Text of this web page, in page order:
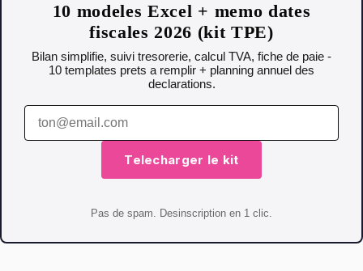
10 modeles Excel + memo dates
fiscales 2026 (kit TPE)
Bilan simplifie, suivi tresorerie, calcul TVA, fiche de paie -
10 templates prets a remplir + planning annuel des
declarations.
Telecharger le kit
Pas de spam. Desinscription en 1 clic.